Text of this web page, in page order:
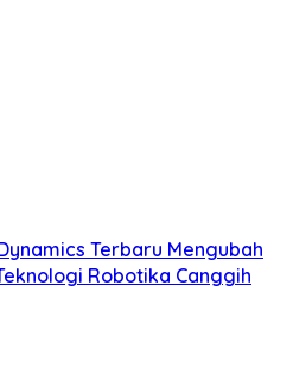
Terbaru Mengubah
Robotika Canggih